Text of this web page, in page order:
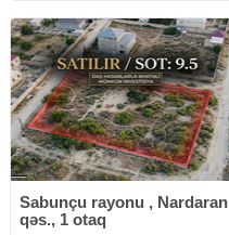
Sabunçu rayonu , Nardaran
qəs., 1 otaq